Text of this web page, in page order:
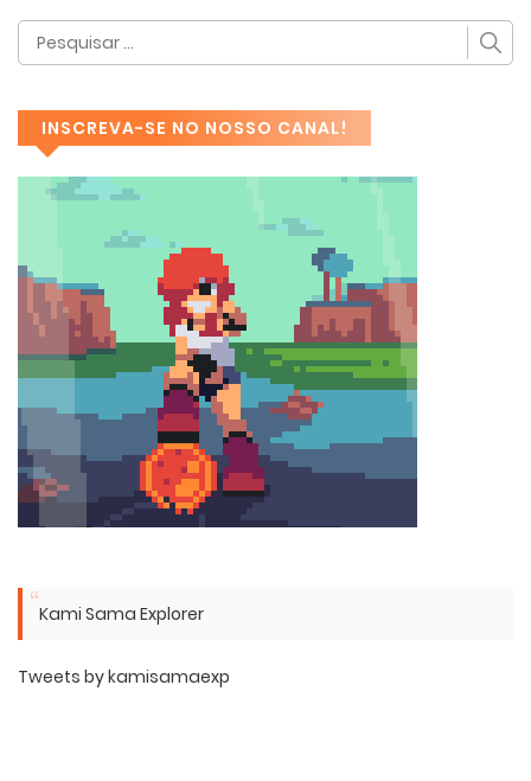
INSCREVA-SE NO NOSSO CANAL!
Kami Sama Explorer
Tweets by kamisamaexp